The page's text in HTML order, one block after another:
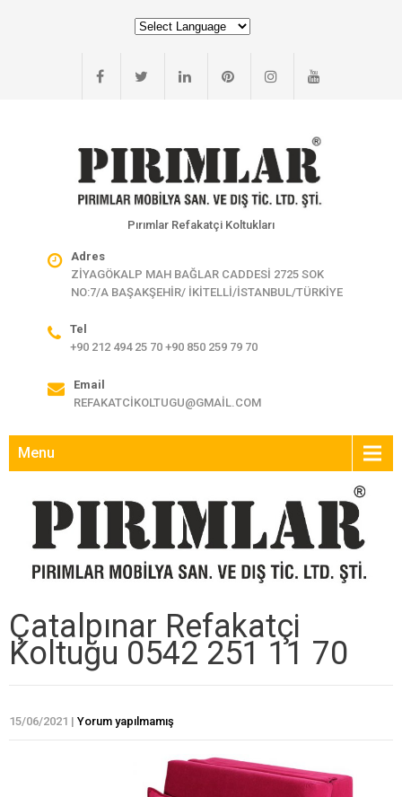
Pırımlar Refakatçi Koltukları
Adres
ZİYAGÖKALP MAH BAĞLAR CADDESİ 2725 SOK
NO:7/A BAŞAKŞEHİR/ İKİTELLİ/İSTANBUL/TÜRKİYE
Tel
+90 212 494 25 70 +90 850 259 79 70
Email
REFAKATCIKOLTUGU@GMAIL.COM
Menu
Çatalpınar Refakatçi
Koltuğu 0542 251 11 70
15/06/2021 | Yorum yapılmamış